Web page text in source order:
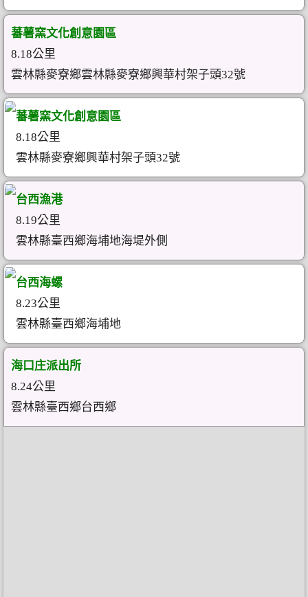
蕃薯窯文化創意園區
8.18公里
雲林縣麥寮鄉雲林縣麥寮鄉興華村架子頭32號
蕃薯窯文化創意園區
8.18公里
雲林縣麥寮鄉興華村架子頭32號
台西漁港
8.19公里
雲林縣臺西鄉海埔地海堤外側
台西海螺
8.23公里
雲林縣臺西鄉海埔地
海口庄派出所
8.24公里
雲林縣臺西鄉台西鄉